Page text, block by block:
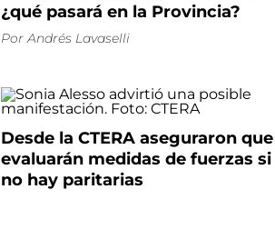
¿qué pasará en la Provincia?
Por Andrés Lavaselli
Desde la CTERA aseguraron que
evaluarán medidas de fuerzas si
no hay paritarias